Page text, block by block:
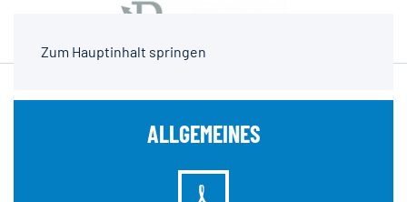
Zum Hauptinhalt springen
ALLGEMEINES